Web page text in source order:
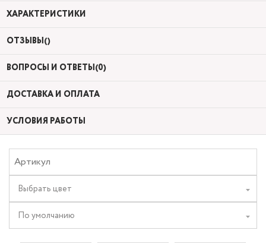
ХАРАКТЕРИСТИКИ
ОТЗЫВЫ()
ВОПРОСЫ И ОТВЕТЫ(0)
ДОСТАВКА И ОПЛАТА
УСЛОВИЯ РАБОТЫ
Выбрать цвет
По умолчанию